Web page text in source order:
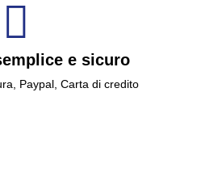
e sicuro
Paypal, Carta di credito